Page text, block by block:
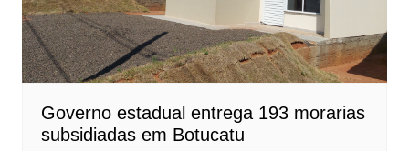
Governo estadual entrega 193 morarias
subsidiadas em Botucatu